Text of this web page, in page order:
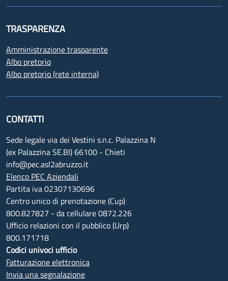
TRASPARENZA
Amministrazione trasparente
Albo pretorio
Albo pretorio (rete interna)
CONTATTI
Sede legale via dei Vestini s.n.c. Palazzina N
(ex Palazzina SE.BI) 66100 - Chieti
info@pec.asl2abruzzo.it
Elenco PEC Aziendali
Partita iva 02307130696
Centro unico di prenotazione (Cup)
800.827827 - da cellulare 0872.226
Ufficio relazioni con il pubblico (Urp)
800.171718
Codici univoci ufficio
Fatturazione elettronica
Invia una segnalazione